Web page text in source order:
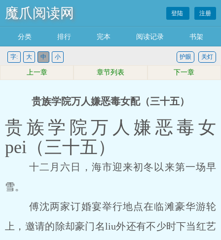
魔爪阅读网 登陆 注册
分类 排行 完本 阅读记录 书架
字: 大 中 小 关灯
护眼
上一章 章节列表 下一章
贵族学院万人嫌恶毒女配（三十五）
贵族学院万人嫌恶毒女
pei（三十五）
十二月六日，海市迎来初冬以来第一场早
雪。
傅沈两家订婚宴举行地点在临滩豪华游轮
上，邀请的除却豪门名liu外还有不少时下当红艺